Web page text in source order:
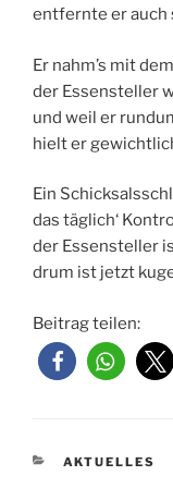
entfernte er auch
Er nahm’s mit
der Essensteller
und weil er
hielt er
Ein
das täglich‘
der Essensteller
drum ist jetzt
Beitrag teilen:
KATEGORIEN
AKTUELLES